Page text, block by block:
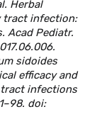
Herbal
tract infection:
Acad Pediatr.
sidoides
efficacy and
infections
doi: